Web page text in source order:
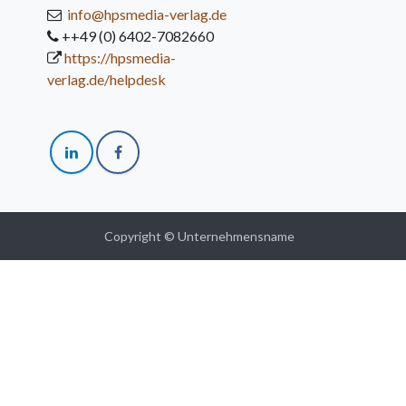
info@hpsmedia-verlag.de
++49 (0) 6402-7082660
https://hpsmedia-
verlag.de/helpdesk
Copyright © Unternehmensname